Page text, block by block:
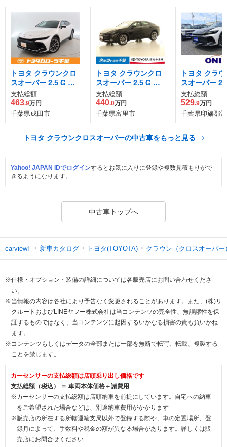
トヨタ クラウンクロ
スオーバー 2.5 G レ
ザー パッケージ E-F
our 4WD
支払総額
463.9万円
千葉県成田市
トヨタ クラウンクロ
スオーバー 2.5 G ア
ドバンスト レザー パ
ッケージ E-Four 4W
D
支払総額
440.0万円
千葉県富里市
トヨタ クラ
スオーバー
our 4WD
支払総額
529.9万円
千葉県印旛郡
トヨタ クラウンクロスオーバーの中古車をもっと見る
Yahoo! JAPAN IDでログインするとお気に入りに登録や複数見積もりがで
きるようになります。
中古車トップへ
carview! 新車カタログ トヨタ(TOYOTA) クラウン（クロスオーバー
※仕様・オプション・装備の詳細については各販売店にお問い合わせくださ
い。
※当情報の内容は各社により予告なく変更されることがあります。また、(株)リ
クルートおよびLINEヤフー株式会社は当コンテンツの完全性、無誤謬性を保
証するものではなく、当コンテンツに起因するいかなる損害の責も負いかね
ます。
※コンテンツもしくはデータの全部または一部を無断で転写、転載、複製する
ことを禁じます。
カーセンサーの支払総額は店頭乗り出し価格です
支払総額（税込） ＝ 車両本体価格＋諸費用
※カーセンサーの支払総額は店頭納車を前提にしています。自宅への納車
をご希望された場合などは、別途納車費用がかかります
※販売店の所在する所轄運輸支局以外で登録する際や、車の定置場所、登
録月によって、手数料や税金の額が異なる場合があります。詳しくは販
売店にお問合せください